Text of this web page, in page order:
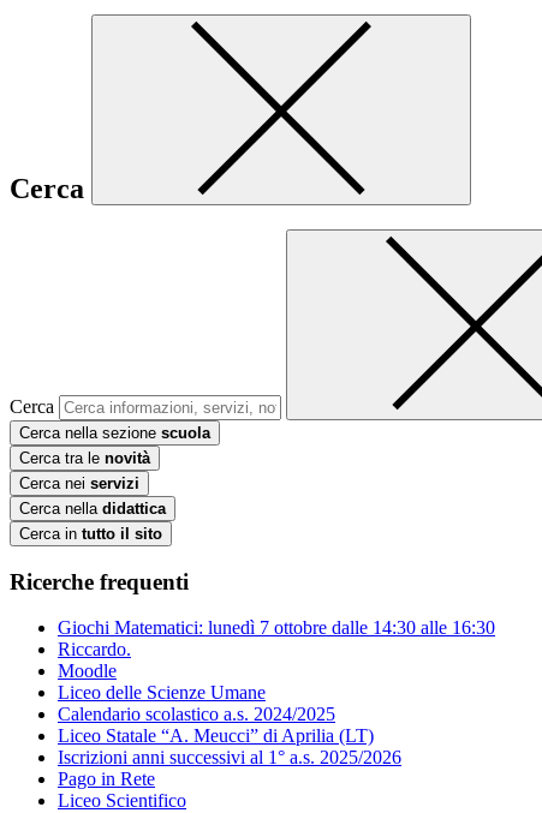
Cerca
Cerca
Cerca nella sezione scuola
Cerca tra le novità
Cerca nei servizi
Cerca nella didattica
Cerca in tutto il sito
Ricerche frequenti
Giochi Matematici: lunedì 7 ottobre dalle 14:30 alle 16:30
Riccardo.
Moodle
Liceo delle Scienze Umane
Calendario scolastico a.s. 2024/2025
Liceo Statale “A. Meucci” di Aprilia (LT)
Iscrizioni anni successivi al 1° a.s. 2025/2026
Pago in Rete
Liceo Scientifico